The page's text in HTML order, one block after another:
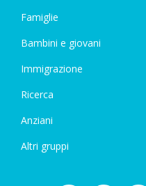
Famiglie
Bambini e giovani
Immigrazione
Ricerca
Anziani
Altri gruppi